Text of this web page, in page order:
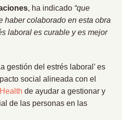
, ha indicado “que
haber colaborado en esta obra
laboral es curable y es mejor
gestión del estrés laboral’ es
social alineada con el
de ayudar a gestionar y
de las personas en las